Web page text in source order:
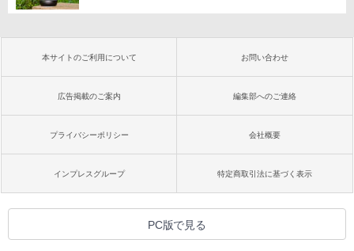
本サイトのご利用について お問い合わせ
広告掲載のご案内 編集部へのご連絡
プライバシーポリシー 会社概要
インプレスグループ 特定商取引法に基づく表示
PC版で見る